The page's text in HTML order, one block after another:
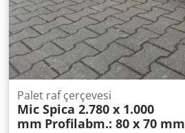
Palet raf çerçevesi
Mic Spica 2.780 x 1.000
mm Profilabm.: 80 x 70 mm